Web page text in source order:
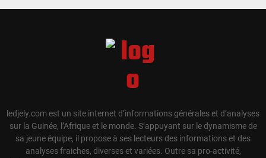
ledjely.com est un site internet d’informations générales et d’analyses
sur la Guinée, l’Afrique et le monde. S’appuyant sur le dynamisme de
sa jeune équipe, il propose à ses lecteurs des informations et des
analyses fraiches, diverses et variées. Outre sa pro-activité,